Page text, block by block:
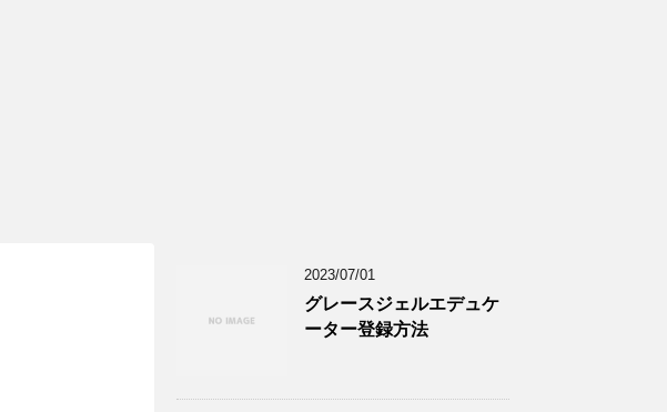
2023/07/01
グレースジェルエデュケ
ーター登録方法